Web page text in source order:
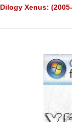
Dilogy Xenus: